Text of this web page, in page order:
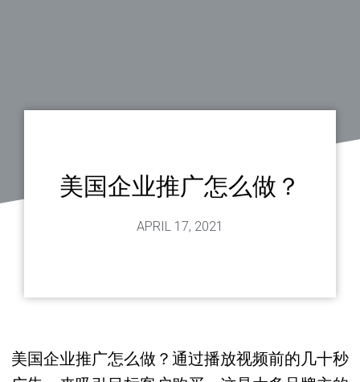
美国企业推广怎么做？
APRIL 17, 2021
美国企业推广怎么做？通过播放视频前的几十秒